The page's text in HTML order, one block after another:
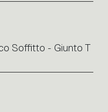
Soffitto - Giunto T